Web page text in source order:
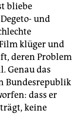
bliebe
und
klüger und
deren Problem
Genau das
Bundesrepublik
dass er
keine